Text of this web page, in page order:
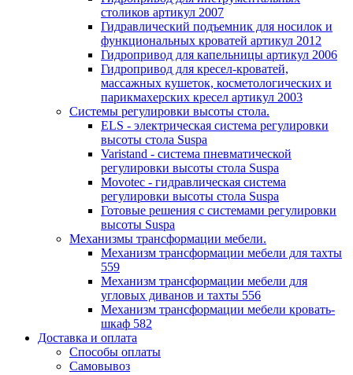
столиков артикул 2007
Гидравлический подъемник для носилок и
функциональных кроватей артикул 2012
Гидропривод для капельницы артикул 2006
Гидропривод для кресел-кроватей,
массажных кушеток, косметологических и
парикмахерских кресел артикул 2003
Системы регулировки высоты стола.
ELS - электрическая система регулировки
высоты стола Suspa
Varistand - система пневматической
регулировки высоты стола Suspa
Movotec - гидравлическая система
регулировки высоты стола Suspa
Готовые решения с системами регулировки
высоты Suspa
Механизмы трансформации мебели.
Механизм трансформации мебели для тахты
559
Механизм трансформации мебели для
угловых диванов и тахты 556
Механизм трансформации мебели кровать-
шкаф 582
Доставка и оплата
Способы оплаты
Самовывоз